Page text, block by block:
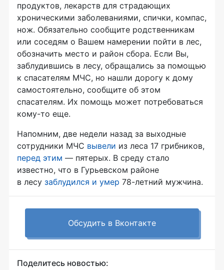
продуктов, лекарств для страдающих
хроническими заболеваниями, спички, компас,
нож. Обязательно сообщите родственникам
или соседям о Вашем намерении пойти в лес,
обозначить место и район сбора. Если Вы,
заблудившись в лесу, обращались за помощью
к спасателям МЧС, но нашли дорогу к дому
самостоятельно, сообщите об этом
спасателям. Их помощь может потребоваться
кому-то еще.
Напомним, две недели назад за выходные
сотрудники МЧС вывели из леса 17 грибников,
перед этим — пятерых. В среду стало
известно, что в Гурьевском районе
в лесу заблудился и умер 78-летний мужчина.
Обсудить в Вконтакте
Поделитесь новостью: